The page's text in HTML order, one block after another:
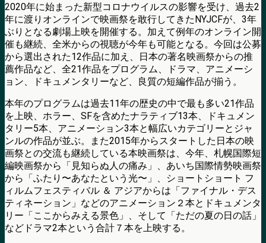
2020年に始まった新型コロナウイルスの影響を受け、過去2
年に渡りオンラインで映画祭を敢行してきたNYJCFが、3年
ぶりとなる劇場上映を開催する。加えて例年のオンライン開
催も継続、全米からの視聴が今年も可能となる。今回は公募
から選出された12作品に加え、日本の著名映画祭からの推
薦作品など、全21作品をプログラム、ドラマ、アニメーシ
ョン、ドキュメンタリーなど、良質の短編作品が揃う。
本年のプログラムは過去11年の歴史の中で最も多い21作品
を上映、ホラー、SFを含めたナラティブ13本、ドキュメン
タリー5本、アニメーション3本と幅広いカテゴリーとジャ
ンルの作品が並ぶ。また2015年からスタートした日本の映
画祭との交流も継続している本映画祭は、今年、札幌国際短
編映画祭から「見知らぬ人の痛み」、あいち国際情勢映画祭
から「ふたり〜あなたという光〜」、ショートショート フ
ィルムフェスティバル ＆ アジアからは「ファイナル・デス
ティネーション」などのアニメーション２本とドキュメンタ
リー「ここからみえる景色」、そして「ただの夏の日の話」
などドラマ2本という合計７本を上映する。